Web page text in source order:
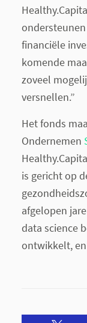
financiële
komende
zoveel
versnellen.”
Het fonds
Ondernemen
is gericht op
afgelopen
data science
ontwikkelt,